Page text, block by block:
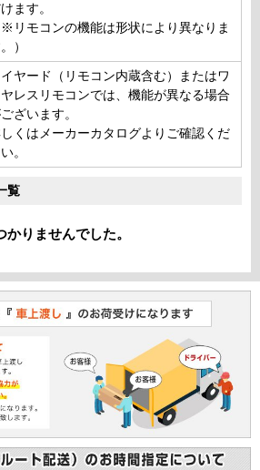
ます。
※リモコンの機能は形状により異なりま
）
ヤード（リモコン内蔵含む）またはワ
レスリモコンでは、機能が異なる場合
ざいます。
くはメーカーカタログよりご確認くだ
。
覧
りませんでした。